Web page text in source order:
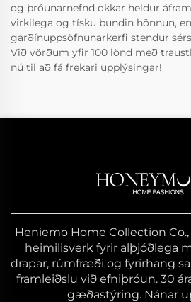
og þróunarnefnd okkar heldur
virkilega og tísku bundin hönnun,
garðínuppsöfnunarkerfi stendur
Við vörðum yfir 100 lönd með
nú til að fá frekari upplýsingar!
Heniemo Home Collection
heimilisverk fyrir alþjóðlega
drapar, rúmfræði og fyrirhang
framleiðslu við efniþróun. 30
gæðastýring. Nánar